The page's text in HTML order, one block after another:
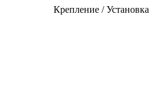
Крепление / Установка